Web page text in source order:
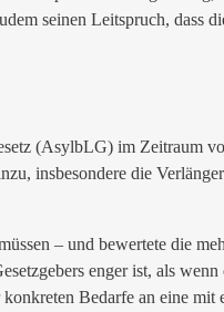
seinen Leitspruch, dass
(AsylbLG) im Zeitraum
insbesondere die
– und bewertete die
enger ist, als
Bedarfe an eine mit